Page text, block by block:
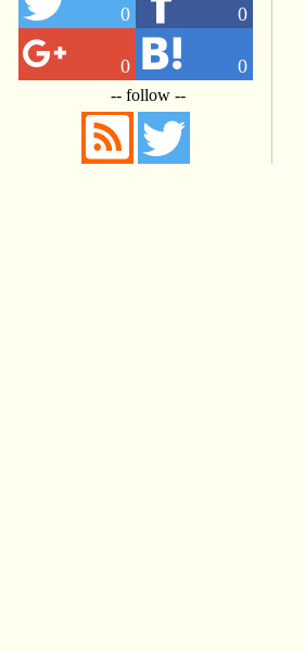
0 0
0 0
-- follow --